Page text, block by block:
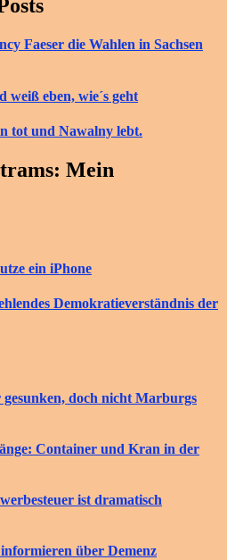
Faeser die Wahlen in Sachsen
eben, wie´s geht
tot und Nawalny lebt.
Mein
ein iPhone
Demokratieverständnis der
gesunken, doch nicht Marburgs
Container und Kran in der
ist dramatisch
über Demenz